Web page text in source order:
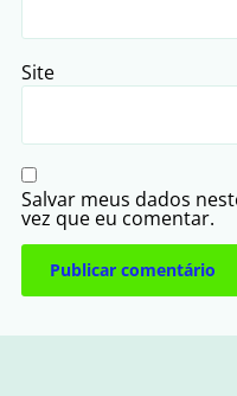
Site
Salvar meus dados
vez que eu comentar.